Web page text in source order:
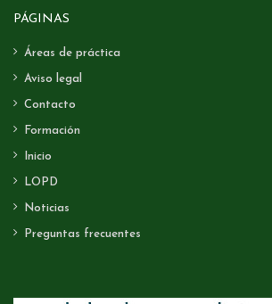
PÁGINAS
Áreas de práctica
Aviso legal
Contacto
Formación
Inicio
LOPD
Noticias
Preguntas frecuentes